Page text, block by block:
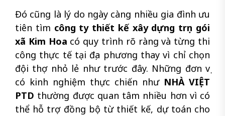
Đó cũng là lý do ngày càng nhiều gia đình ưu
tiên tìm công ty thiết kế xây dựng trọn gói
xã Kim Hoa có quy trình rõ ràng và từng thi
công thực tế tại địa phương thay vì chỉ chọn
đội thợ nhỏ lẻ như trước đây. Những đơn vị
có kinh nghiệm thực chiến như NHÀ VIỆT
PTD thường được quan tâm nhiều hơn vì có
thể hỗ trợ đồng bộ từ thiết kế, dự toán cho